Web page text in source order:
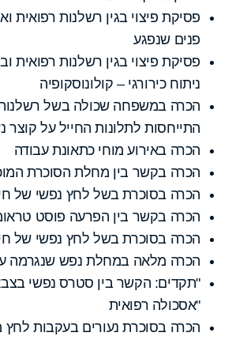
פסיקת פיצוי בגין רשלנות רפואית
פנים שנפגע
פסיקת פיצוי בגין רשלנות רפואית
ניתוח כירורגי – קולונוסקופיה
הכרה במשפחה שכולה בשל רשלנות
התייחסות לתלונות החייל על קוצר
הכרה באירוע מוחי כתאונת עבודה
הכרה בקשר בין מחלת הסוכרת
הכרה בסוכרת בשל לחץ נפשי של
הכרה בקשר בין הפרעה פוסט
הכרה בסוכרת בשל לחץ נפשי של
הכרה מלאה במחלת נפש שנגרמה
"אסכולה רפואית
הכרה בסוכרת נעורים בעקבות